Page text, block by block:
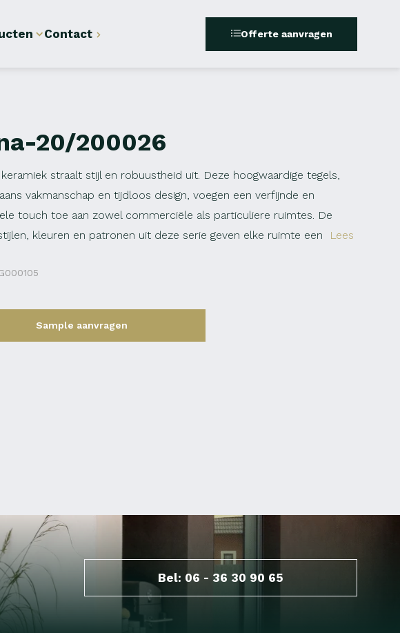
Contact Offerte aanvragen
20/200026
keramiek straalt stijl en robuustheid uit. Deze hoogwaardige tegels,
vakmanschap en tijdloos design, voegen een verfijnde en
touch toe aan zowel commerciële als particuliere ruimtes. De
kleuren en patronen uit deze serie geven elke ruimte een
Lees
Sample aanvragen
Bel: 06 - 36 30 90 65